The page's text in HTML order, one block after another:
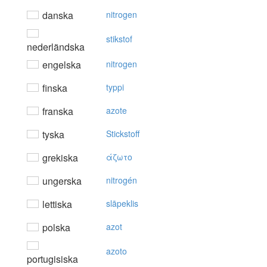
danska nitrogen
nederländska
stikstof
engelska nitrogen
finska typpi
franska azote
tyska Stickstoff
grekiska άζωτo
ungerska nitrogén
lettiska slāpeklis
polska azot
portugisiska
azoto